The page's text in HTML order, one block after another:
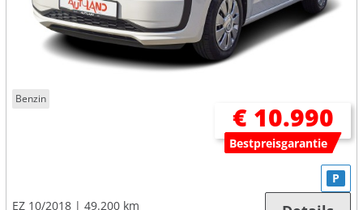
Benzin
€ 10.990
Bestpreisgarantie
EZ 10/2018
49.200 km
P